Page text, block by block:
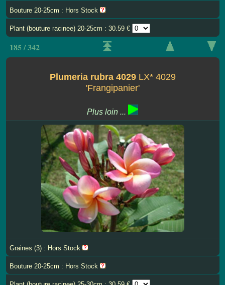
Bouture 20-25cm : Hors Stock
Plant (bouture racinee) 20-25cm : 30.59 €
185 / 342
Plumeria rubra 4029 LX* 4029
'Frangipanier'
Plus loin ...
Graines (3) : Hors Stock
Bouture 20-25cm : Hors Stock